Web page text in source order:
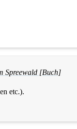
Spreewald [Buch]
etc.).